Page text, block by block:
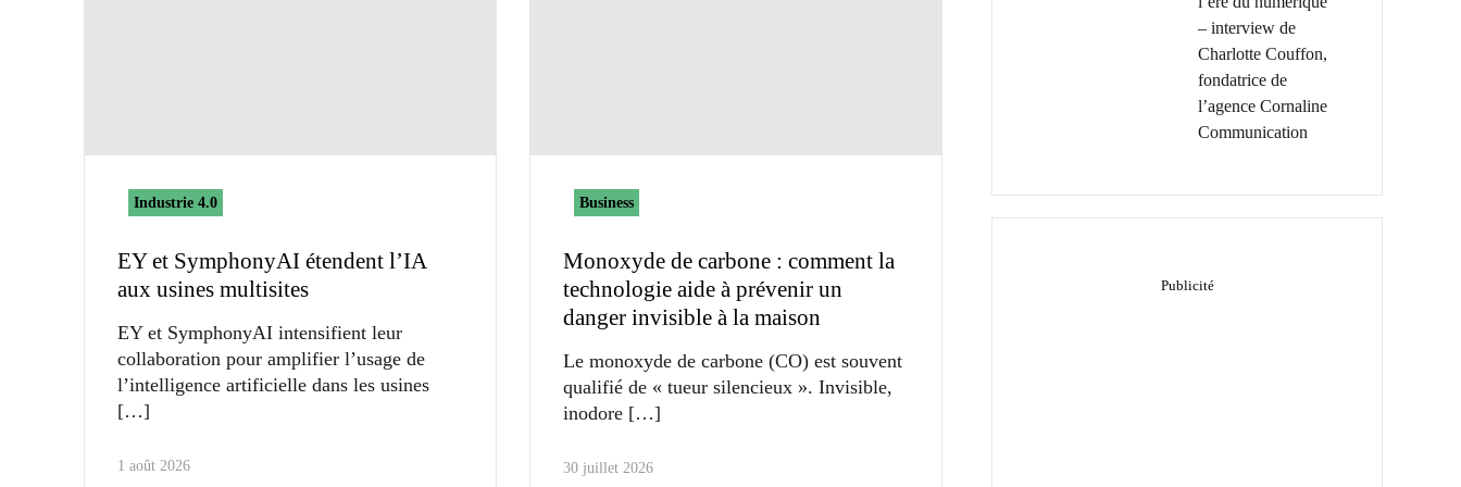
Industrie 4.0
EY et SymphonyAI étendent l’IA
aux usines multisites
EY et SymphonyAI intensifient leur
collaboration pour amplifier l’usage de
l’intelligence artificielle dans les usines
1 août 2026
Business
Monoxyde de carbone : comment la
technologie aide à prévenir un
danger invisible à la maison
Le monoxyde de carbone (CO) est souvent
qualifié de « tueur silencieux ». Invisible,
inodore
30 juillet 2026
– interview de
Charlotte Couffon,
fondatrice de
l’agence Cornaline
Communication